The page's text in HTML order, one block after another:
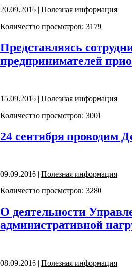
20.09.2016 | Полезная информация
Количество просмотров: 3179
Представляясь
предпринимателей
15.09.2016 | Полезная информация
Количество просмотров: 3001
24 сентября проводим
09.09.2016 | Полезная информация
Количество просмотров: 3280
О деятельности
административной
08.09.2016 | Полезная информация